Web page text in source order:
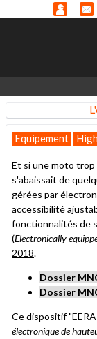
Equipement
Et si une moto
s'abaissait de
gérées par
accessibilité
fonctionnalités de
(Electronically
2018.
Dossier
Dossier
Ce dispositif
électronique de